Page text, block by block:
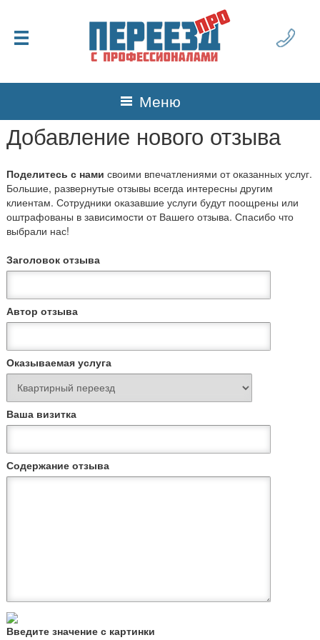
Меню
Добавление нового отзыва
Поделитесь с нами своими впечатлениями от оказанных услуг.
Большие, развернутые отзывы всегда интересны другим
клиентам. Сотрудники оказавшие услуги будут поощрены или
оштрафованы в зависимости от Вашего отзыва. Спасибо что
выбрали нас!
Заголовок отзыва
Автор отзыва
Оказываемая услуга
Ваша визитка
Содержание отзыва
Введите значение с картинки